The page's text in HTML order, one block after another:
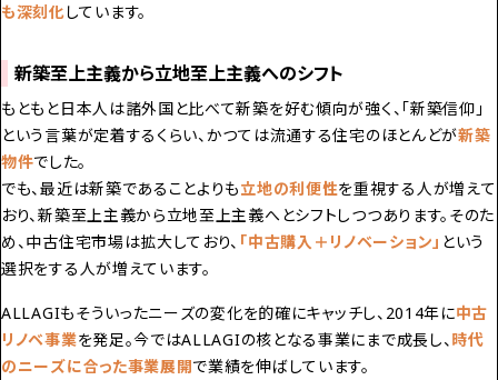
も深刻化しています。
新築至上主義から立地至上主義へのシフト
もともと日本人は諸外国と比べて新築を好む傾向が強く、「新築信仰」
という言葉が定着するくらい、かつては流通する住宅のほとんどが新築
物件でした。
でも、最近は新築であることよりも立地の利便性を重視する人が増えて
おり、新築至上主義から立地至上主義へとシフトしつつあります。そのた
め、中古住宅市場は拡大しており、 「中古購入＋リノベーション」 という
選択をする人が増えています。
ALLAGIもそういったニーズの変化を的確にキャッチし、2014年に中古
リノベ事業を発足。今ではALLAGIの核となる事業にまで成長し、 時代
のニーズに合った事業展開で業績を伸ばしています。